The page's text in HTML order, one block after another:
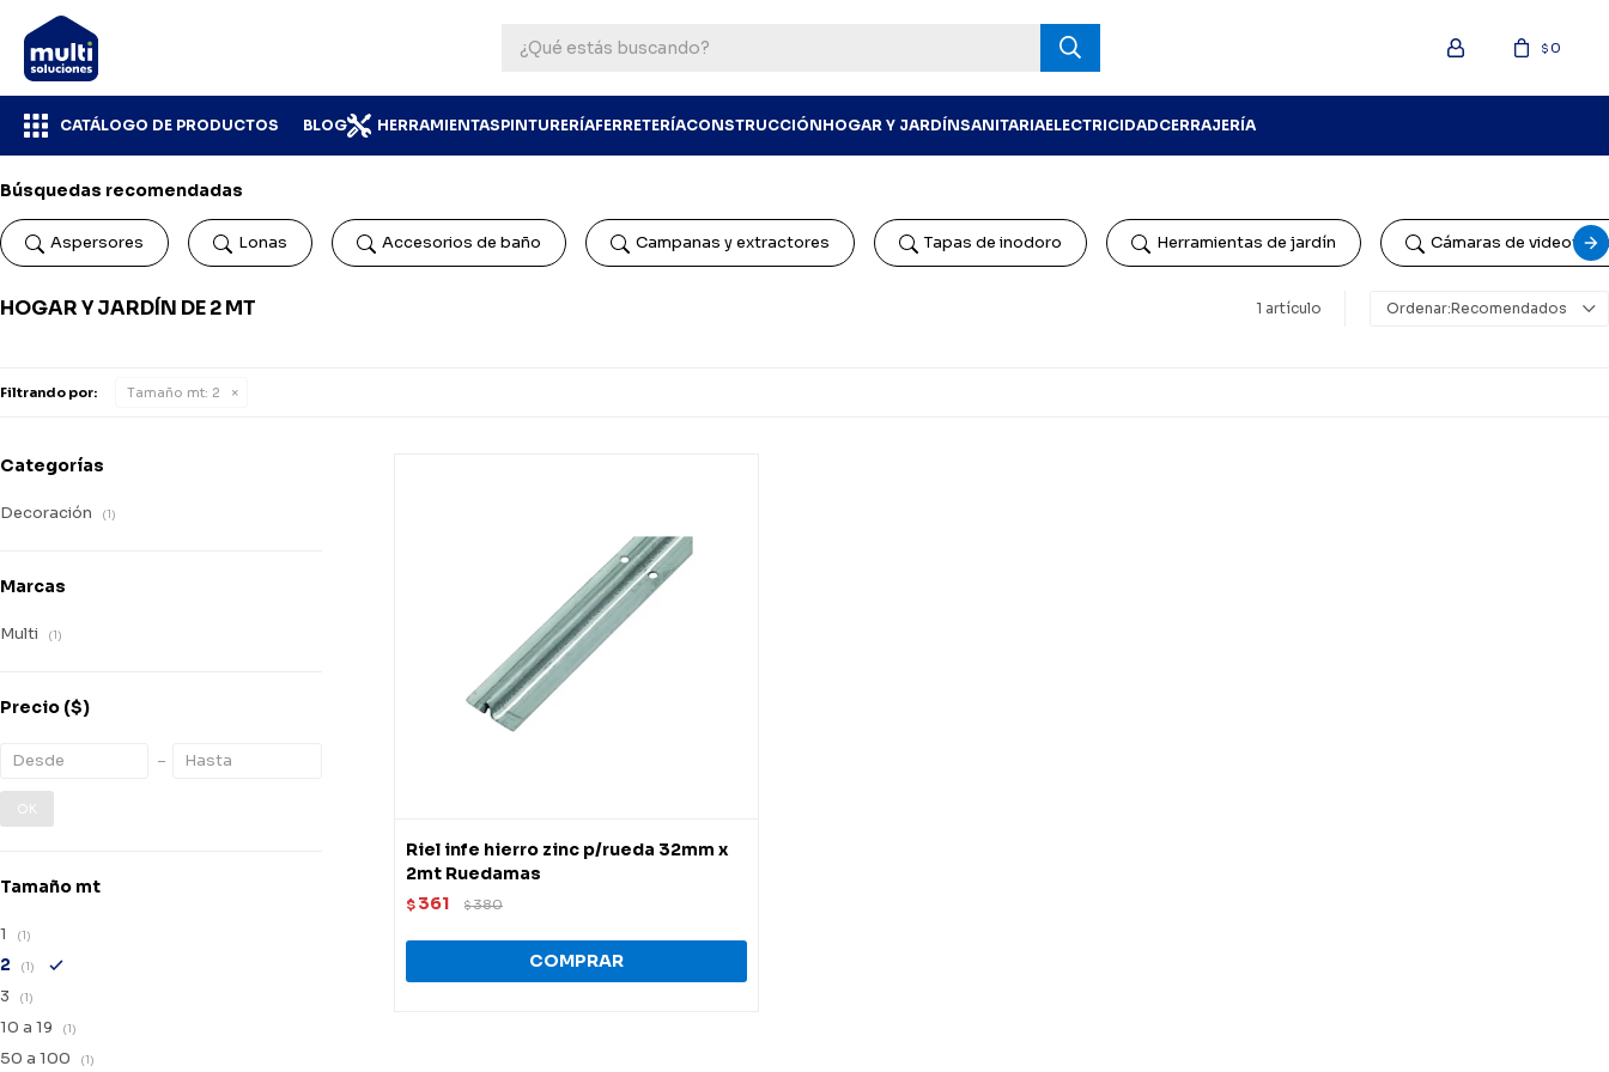
CATÁLOGO DE PRODUCTOS BLOG HERRAMIENTASPINTURERÍAFERRETERÍACONSTRUCCIÓNHOGAR Y JARDÍNSANITARIAELECTRICIDADCERRAJERÍA
$0
Búsquedas recomendadas
Aspersores Lonas Accesorios de baño Campanas y extractores Tapas de inodoro Herramientas de jardín Cámaras de
HOGAR Y JARDÍN DE 2 MT 1 artículo Recomendados
Filtrando por: Tamaño mt: 2
Riel infe hierro zinc p/rueda 32mm x
2mt Ruedamas
$ 361 $380
Categorías
Decoración (1)
Marcas
Multi (1)
Precio ($)
OK
Tamaño mt
1 (1)
2 (1)
3 (1)
10 a 19 (1)
50 a 100 (1)